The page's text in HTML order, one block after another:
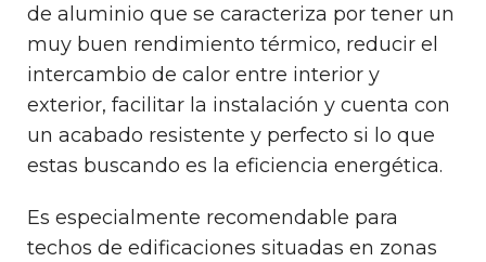
de aluminio que se caracteriza por tener un
muy buen rendimiento térmico, reducir el
intercambio de calor entre interior y
exterior, facilitar la instalación y cuenta con
un acabado resistente y perfecto si lo que
estas buscando es la eficiencia energética.
Es especialmente recomendable para
techos de edificaciones situadas en zonas